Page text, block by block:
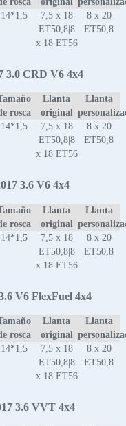
14*1,5
7,5 x 18
ET50,8|8
x 18 ET56
8 x 20
ET50,8
3.0 CRD V6 4x4
rosca
Llanta
original
Llanta
14*1,5
7,5 x 18
ET50,8|8
x 18 ET56
8 x 20
ET50,8
3.6 V6 4x4
rosca
Llanta
original
Llanta
14*1,5
7,5 x 18
ET50,8|8
x 18 ET56
8 x 20
ET50,8
V6 FlexFuel 4x4
rosca
Llanta
original
Llanta
14*1,5
7,5 x 18
ET50,8|8
x 18 ET56
8 x 20
ET50,8
3.6 VVT 4x4